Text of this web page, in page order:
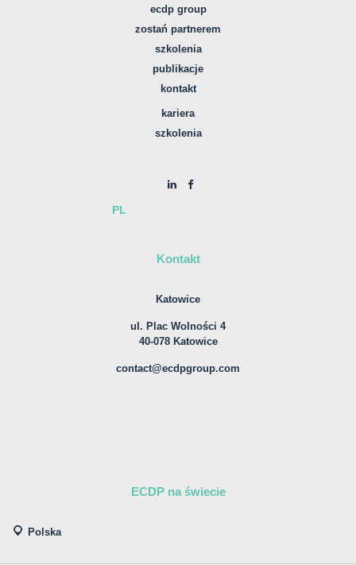
ecdp group
zostań partnerem
szkolenia
publikacje
kontakt
kariera
szkolenia
PL
Kontakt
Katowice
ul. Plac Wolności 4
40-078 Katowice
contact@ecdpgroup.com
ECDP na świecie
Polska